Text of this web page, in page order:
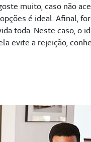
muito, caso não
é ideal. Afinal,
toda. Neste caso, o
evite a rejeição,